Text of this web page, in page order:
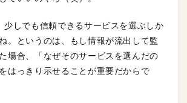
少しでも信頼できるサービスを選ぶしか
。というのは、もし情報が流出して監
場合、「なぜそのサービスを選んだの
はっきり示せることが重要だからで